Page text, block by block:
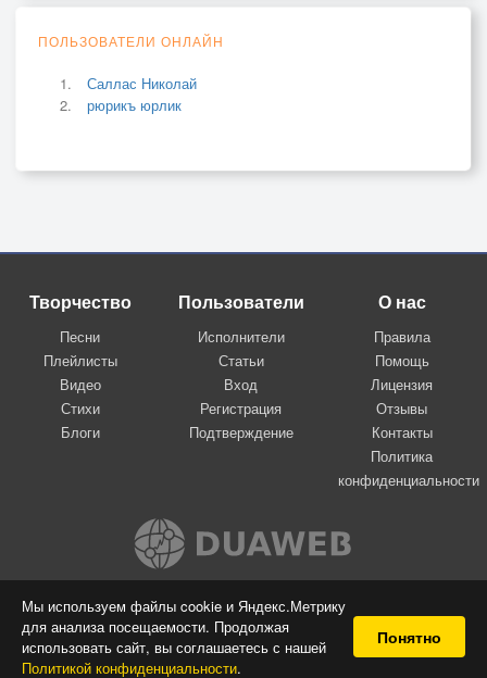
Мы используем файлы cookie и Яндекс.Метрику
для анализа посещаемости. Продолжая
использовать сайт, вы соглашаетесь с нашей
Политикой конфиденциальности.
Понятно
ПОЛЬЗОВАТЕЛИ ОНЛАЙН
Саллас Николай
рюрикъ юрлик
Творчество
Песни
Плейлисты
Видео
Стихи
Блоги
Пользователи
Исполнители
Статьи
Вход
Регистрация
Подтверждение
О нас
Правила
Помощь
Лицензия
Отзывы
Контакты
Политика
конфиденциальности
Вконтакте
© 2009-2026 Я-пою
Музыкальный сайт самовыражения